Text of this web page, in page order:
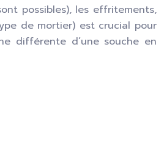
possibles), les effritements,
de mortier) est crucial pour
différente d’une souche en